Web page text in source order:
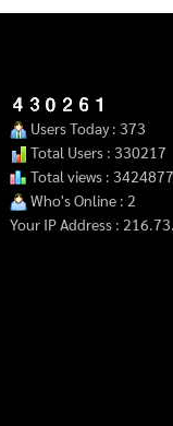
Users Today : 373
Total Users : 330217
Total views : 3424877
Who's Online : 2
Your IP Address :